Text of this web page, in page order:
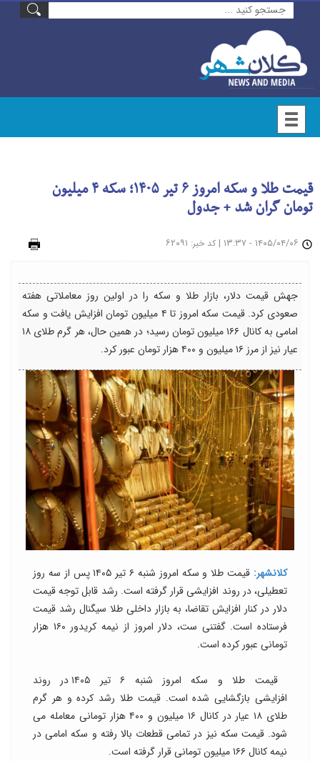
قیمت طلا و سکه امروز ۶ تیر ۱۴۰۵؛ سکه ۴ میلیون
تومان گران شد + جدول
| کد خبر: ۶۲۰۹۱
جهش قیمت دلار، بازار طلا و سکه را در اولین روز معاملاتی هفته
صعودی کرد. قیمت سکه امروز تا ۴ میلیون تومان افزایش یافت و سکه
امامی به کانال ۱۶۶ میلیون تومان رسید؛ در همین حال، هر گرم طلای ۱۸
عیار نیز از مرز ۱۶ میلیون و ۴۰۰ هزار تومان عبور کرد.
کلانشهر:
قیمت طلا و سکه امروز شنبه ۶ تیر ۱۴۰۵ پس از سه روز
تعطیلی، در روند افزایشی قرار گرفته است. رشد قابل توجه قیمت
دلار در کنار افزایش تقاضا، به بازار داخلی طلا سیگنال رشد قیمت
فرستاده است. گفتنی ست، دلار امروز از نیمه کریدور ۱۶۰ هزار
تومانی عبور کرده است.
قیمت طلا و سکه امروز شنبه ۶ تیر ۱۴۰۵ در روند
افزایشی بازگشایی شده است. قیمت طلا رشد کرده و هر گرم
طلای ۱۸ عیار در کانال ۱۶ میلیون و ۴۰۰ هزار تومانی معامله می
شود. قیمت سکه نیز در تمامی قطعات بالا رفته و سکه امامی در
نیمه کانال ۱۶۶ میلیون تومانی قرار گرفته است.